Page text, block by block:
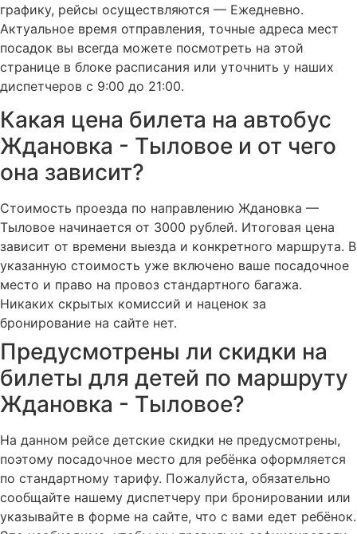
графику, рейсы осуществляются — Ежедневно.
Актуальное время отправления, точные адреса мест
посадок вы всегда можете посмотреть на этой
странице в блоке расписания или уточнить у наших
диспетчеров с 9:00 до 21:00.
Какая цена билета на автобус
Ждановка - Тыловое и от чего
она зависит?
Стоимость проезда по направлению Ждановка —
Тыловое начинается от 3000 рублей. Итоговая цена
зависит от времени выезда и конкретного маршрута. В
указанную стоимость уже включено ваше посадочное
место и право на провоз стандартного багажа.
Никаких скрытых комиссий и наценок за
бронирование на сайте нет.
Предусмотрены ли скидки на
билеты для детей по маршруту
Ждановка - Тыловое?
На данном рейсе детские скидки не предусмотрены,
поэтому посадочное место для ребёнка оформляется
по стандартному тарифу. Пожалуйста, обязательно
сообщайте нашему диспетчеру при бронировании или
указывайте в форме на сайте, что с вами едет ребёнок.